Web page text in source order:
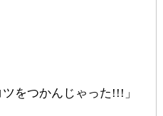
をつかんじゃった!!!」